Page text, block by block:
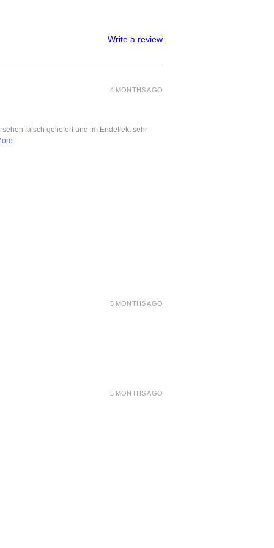
Write a review
4 MONTHS AGO
falsch geliefert und im Endeffekt sehr
5 MONTHS AGO
5 MONTHS AGO